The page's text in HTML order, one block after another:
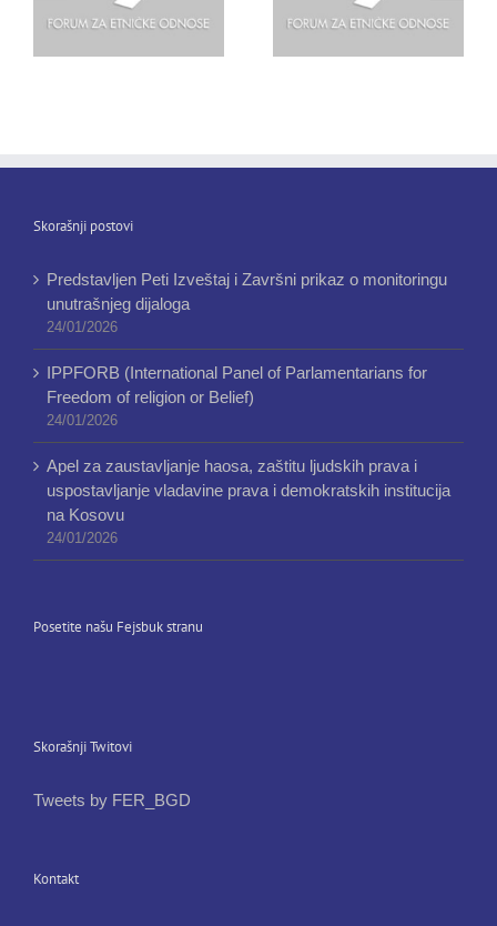
Skorašnji postovi
Predstavljen Peti Izveštaj i Završni prikaz o monitoringu
unutrašnjeg dijaloga
24/01/2026
IPPFORB (International Panel of Parlamentarians for
Freedom of religion or Belief)
24/01/2026
Apel za zaustavljanje haosa, zaštitu ljudskih prava i
uspostavljanje vladavine prava i demokratskih institucija
na Kosovu
24/01/2026
Posetite našu Fejsbuk stranu
Skorašnji Twitovi
Tweets by FER_BGD
Kontakt